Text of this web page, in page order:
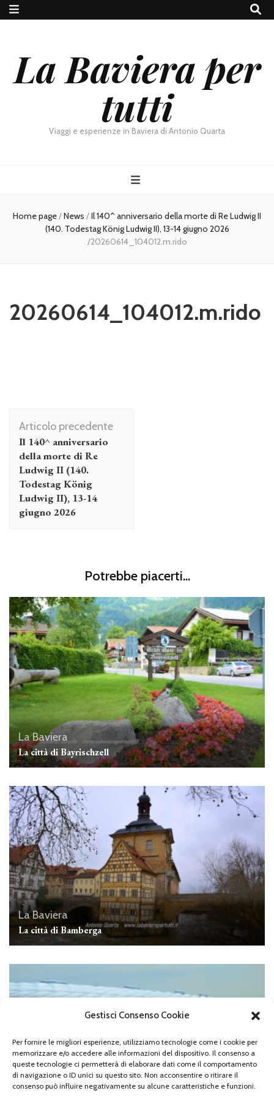
Gestisci Consenso Cookie
Per fornire le migliori esperienze, utilizziamo tecnologie come i cookie per
memorizzare e/o accedere alle informazioni del dispositivo. Il consenso a
queste tecnologie ci permetterà di elaborare dati come il comportamento
di navigazione o ID unici su questo sito. Non acconsentire o ritirare il
consenso può influire negativamente su alcune caratteristiche e funzioni.
La Baviera per
tutti
Viaggi e esperienze in Baviera di Antonio Quarta
Home page/News /Il 140^ anniversario della morte di Re Ludwig II
(140. Todestag König Ludwig II), 13-14 giugno 2026
/20260614_104012.m.rido
20260614_104012.m.rido
Navigazione
articolo
Articolo precedente
Il 140^ anniversario
della morte di Re
Ludwig II (140.
Todestag König
Ludwig II), 13-14
giugno 2026
Potrebbe piacerti...
La Baviera
La città di Bayrischzell
La Baviera
La città di Bamberga
News